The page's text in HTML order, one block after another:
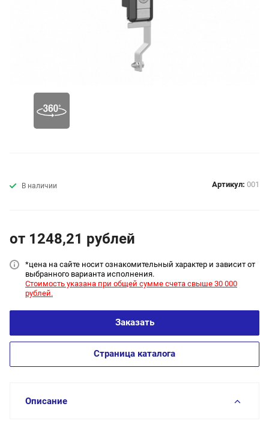
В наличии Артикул: 001
от 1248,21 рублей
*цена на сайте носит ознакомительный характер и зависит от
выбранного варианта исполнения.
Стоимость указана при общей сумме счета свыше 30 000
рублей.
Заказать
Страница каталога
Описание